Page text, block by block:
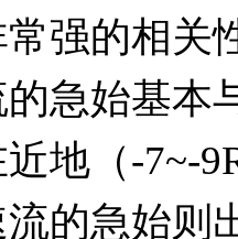
强的相关
急始基本
地（-7~-
的急始则